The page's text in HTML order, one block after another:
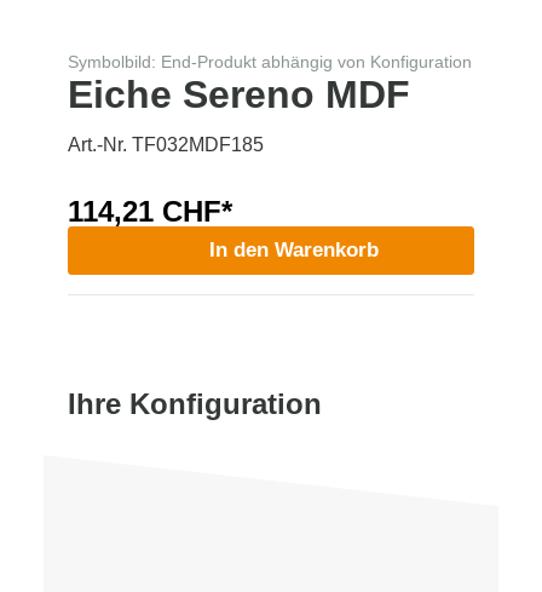
Symbolbild: End-Produkt abhängig von Konfiguration
Eiche Sereno MDF
Art.-Nr. TF032MDF185
114,21 CHF*
In den Warenkorb
Ihre Konfiguration